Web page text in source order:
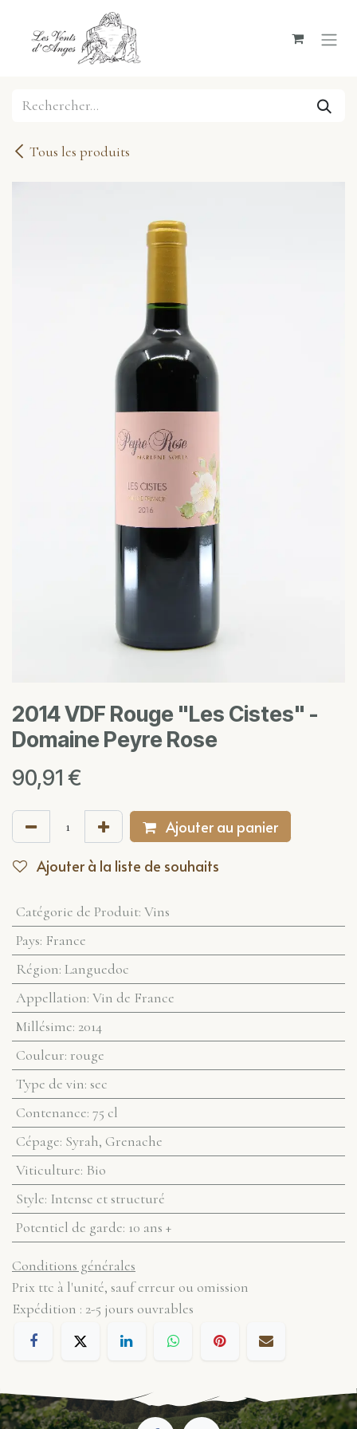
Se rendre au contenu
Tous les produits
2014 VDF Rouge "Les Cistes" -
Domaine Peyre Rose
90,91 €
Ajouter au panier
Ajouter à la liste de souhaits
Catégorie de Produit: Vins
Pays: France
Région: Languedoc
Appellation: Vin de France
Millésime: 2014
Couleur: rouge
Type de vin: sec
Contenance: 75 cl
Cépage: Syrah, Grenache
Viticulture: Bio
Style: Intense et structuré
Potentiel de garde: 10 ans +
Conditions générales
Prix ttc à l'unité, sauf erreur ou omission
Expédition : 2-5 jours ouvrables